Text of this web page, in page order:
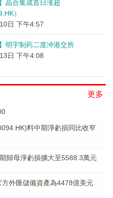
晶合集成首日涨超
）
日 下午4:57
明宇制药二度冲港交所
日 下午4:08
更多
料中期淨虧損同比收窄
歸母淨虧損擴大至5588.3萬元
外匯儲備資產為4478億美元